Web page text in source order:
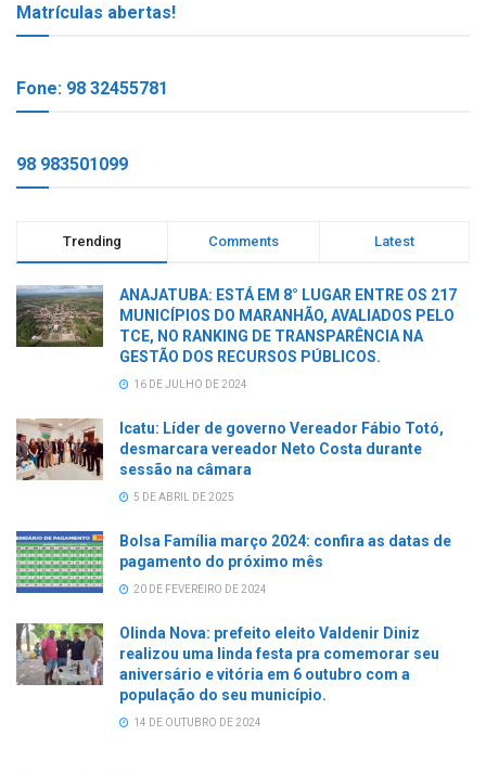
Matrículas abertas!
Fone: 98 32455781
98 983501099
Trending Comments Latest
ANAJATUBA: ESTÁ EM 8° LUGAR ENTRE OS 217
MUNICÍPIOS DO MARANHÃO, AVALIADOS PELO
TCE, NO RANKING DE TRANSPARÊNCIA NA
GESTÃO DOS RECURSOS PÚBLICOS.
16 DE JULHO DE 2024
Icatu: Líder de governo Vereador Fábio Totó,
desmarcara vereador Neto Costa durante
sessão na câmara
5 DE ABRIL DE 2025
Bolsa Família março 2024: confira as datas de
pagamento do próximo mês
20 DE FEVEREIRO DE 2024
Olinda Nova: prefeito eleito Valdenir Diniz
realizou uma linda festa pra comemorar seu
aniversário e vitória em 6 outubro com a
população do seu município.
14 DE OUTUBRO DE 2024